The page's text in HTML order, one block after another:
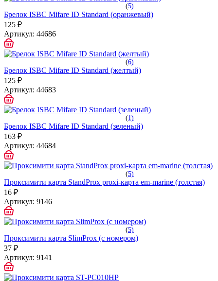
(5)
Брелок ISBC Mifare ID Standard (оранжевый)
125 ₽
Артикул: 44686
(6)
Брелок ISBC Mifare ID Standard (желтый)
125 ₽
Артикул: 44683
(1)
Брелок ISBC Mifare ID Standard (зеленый)
163 ₽
Артикул: 44684
(5)
Проксимити карта StandProx proxi-карта em-marine (толстая)
16 ₽
Артикул: 9146
(5)
Проксимити карта SlimProx (с номером)
37 ₽
Артикул: 9141